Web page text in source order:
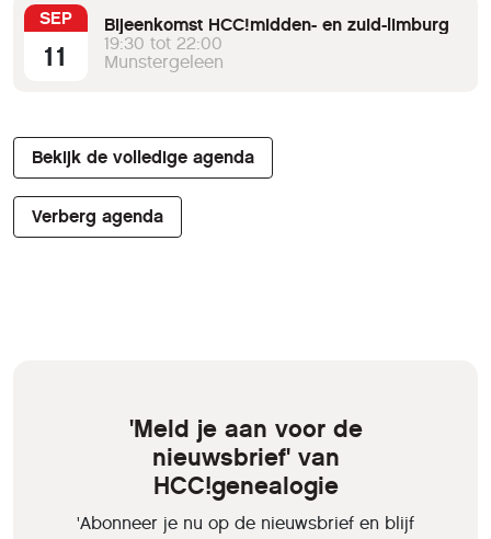
SEP
11
Bijeenkomst HCC!midden- en zuid-limburg
19:30 tot 22:00
Munstergeleen
Bekijk de volledige agenda
Verberg agenda
'Meld je aan voor de
nieuwsbrief' van
HCC!genealogie
'Abonneer je nu op de nieuwsbrief en blijf